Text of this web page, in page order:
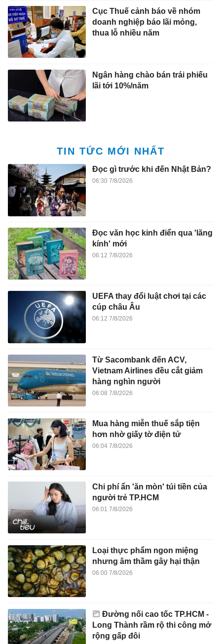
Cục Thuế cảnh báo về nhóm
doanh nghiệp báo lãi mỏng,
thua lỗ nhiều năm
Ngân hàng chào bán trái phiếu
lãi tới 10%/năm
TIN TỨC MỚI NHẤT
Đọc gì trước khi đến Nhật Bản?
06:30 7/8/2026
Đọc văn học kinh điển qua 'lăng
kính' mới
06:12 7/8/2026
UEFA thay đổi luật chơi tại các
cúp châu Âu
06:12 7/8/2026
Từ Sacombank đến ACV,
Vietnam Airlines đều cắt giảm
hàng nghìn người
06:08 7/8/2026
Mua hàng miễn thuế sắp tiện
hơn nhờ giấy tờ điện tử
06:04 7/8/2026
Chi phí ẩn 'ăn mòn' túi tiền của
người trẻ TP.HCM
06:01 7/8/2026
Loại thực phẩm ngon miệng
nhưng âm thầm gây hại thận
06:00 7/8/2026
Đường nối cao tốc TP.HCM -
Long Thành rầm rộ thi công mở
rộng gấp đôi